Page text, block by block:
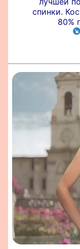
спинки.
80%